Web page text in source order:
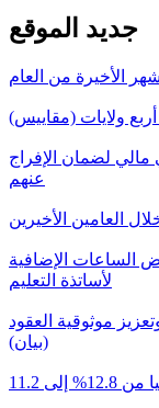
جديد الموقع
الأخيرة من العام
ولايات (مقاييس)
مالي لضمان الإفراج
عنهم
الساعات الإضافية
لأساتذة التعليم
موثوقية العقود
(بيان)